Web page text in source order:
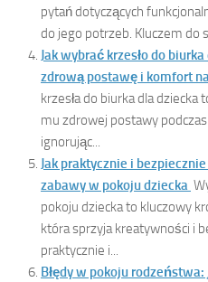
pytań dotyczących
do jego potrzeb. Kluczem do
Jak wybrać krzesło do
zdrową postawę i komfort
krzesła do biurka dla
mu zdrowej postawy podczas
ignorując...
Jak praktycznie i
zabawy w pokoju dziecka
pokoju dziecka to kluczowy
która sprzyja kreatywności i
praktycznie i...
Błędy w pokoju